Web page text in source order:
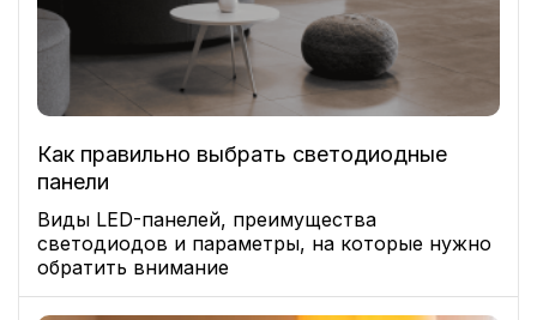
Как правильно выбрать светодиодные
панели
Виды LED-панелей, преимущества
светодиодов и параметры, на которые нужно
обратить внимание